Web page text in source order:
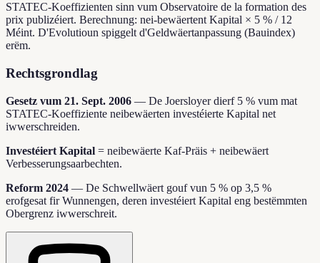
STATEC-Koeffizienten sinn vum Observatoire de la formation des
prix publizéiert. Berechnung: nei-bewäertent Kapital × 5 % / 12
Méint. D'Evolutioun spiggelt d'Geldwäertanpassung (Bauindex)
erëm.
Rechtsgrondlag
Gesetz vum 21. Sept. 2006 — De Joersloyer dierf 5 % vum mat
STATEC-Koeffiziente neibewäerten investéierte Kapital net
iwwerschreiden.
Investéiert Kapital = neibewäerte Kaf-Präis + neibewäert
Verbesserungsaarbechten.
Reform 2024 — De Schwellwäert gouf vun 5 % op 3,5 %
erofgesat fir Wunnengen, deren investéiert Kapital eng bestëmmten
Obergrenz iwwerschreit.